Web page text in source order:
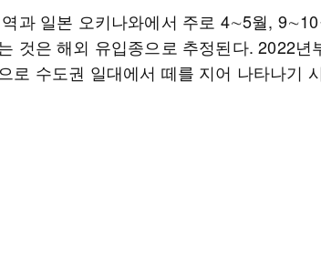
과 일본 오키나와에서 주로 4∼5월,
것은 해외 유입종으로 추정된다. 2022년
로 수도권 일대에서 떼를 지어 나타나기